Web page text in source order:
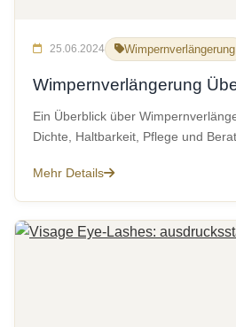
25.06.2024 Wimpernverlängerung
Wimpernverlängerung
Ein Überblick über
Dichte, Haltbarkeit, Pflege und
Mehr Details